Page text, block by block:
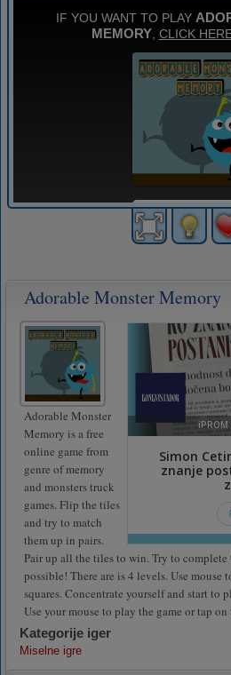
Adorable Monster Memory
Adorable Monster
Memory is a free
online game from
genre of memory
and monsters truck
games. Flip the tiles
and try to match
them up in pairs.
Pair up all the tiles to win. Try to complete
possible! There are is 4 levels. Use mouse
squares. Concentrate yourself and start to
Use your mouse to play the game or tap on
Kategorije iger
Miselne igre